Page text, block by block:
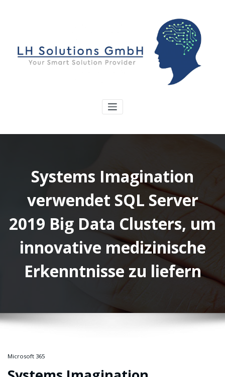
Systems Imagination
verwendet SQL Server
2019 Big Data Clusters, um
innovative medizinische
Erkenntnisse zu liefern
Microsoft 365